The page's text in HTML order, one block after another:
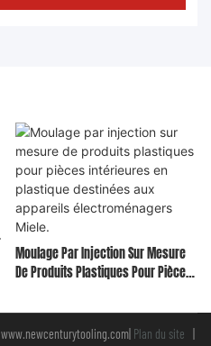
Moulage Par Injection Sur Mesure
De Produits Plastiques Pour Pièces
Aux Appareils Électroménagers
Miele.
www.newcenturytooling.com Plan du site